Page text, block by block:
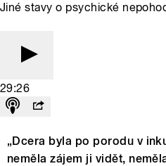
Jiné stavy o psychické
29:26
„Dcera byla po porodu v
neměla zájem ji vidět,